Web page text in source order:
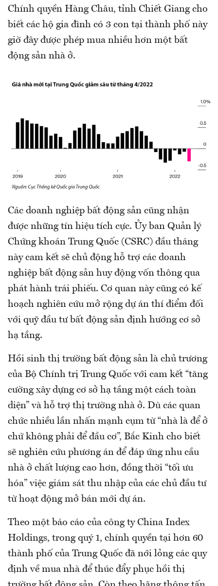
Chính quyền Hàng Châu, tỉnh Chiết Giang cho
biết các hộ gia đình có 3 con tại thành phố này
giờ đây được phép mua nhiều hơn một bất
động sản nhà ở.
Các doanh nghiệp bất động sản cũng nhận
được những tín hiệu tích cực. Ủy ban Quản lý
Chứng khoán Trung Quốc (CSRC) đầu tháng
này cam kết sẽ chủ động hỗ trợ các doanh
nghiệp bất động sản huy động vốn thông qua
phát hành trái phiếu. Cơ quan này cũng có kế
hoạch nghiên cứu mở rộng dự án thí điểm đối
với quỹ đầu tư bất động sản định hướng cơ sở
hạ tầng.
Hồi sinh thị trường bất động sản là chủ trương
của Bộ Chính trị Trung Quốc với cam kết “tăng
cường xây dựng cơ sở hạ tầng một cách toàn
diện” và hỗ trợ thị trường nhà ở. Dù các quan
chức nhiều lần nhấn mạnh cụm từ “nhà là để ở
chứ không phải để đầu cơ”, Bắc Kinh cho biết
sẽ nghiên cứu phương án để đáp ứng nhu cầu
nhà ở chất lượng cao hơn, đồng thời “tối ưu
hóa” việc giám sát thu nhập của các chủ đầu tư
từ hoạt động mở bán mới dự án.
Theo một báo cáo của công ty China Index
Holdings, trong quý 1, chính quyền tại hơn 60
thành phố của Trung Quốc đã nới lỏng các quy
định về mua nhà để thúc đẩy phục hồi thị